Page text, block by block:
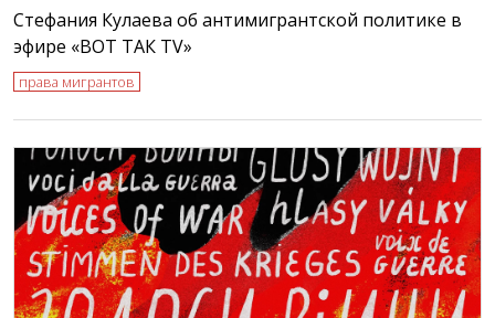
Стефания Кулаева об антимигрантской политике в
эфире «ВОТ ТАК TV»
права мигрантов